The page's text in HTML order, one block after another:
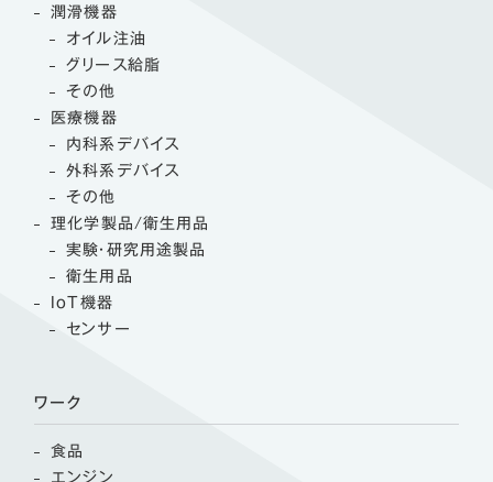
潤滑機器
オイル注油
グリース給脂
その他
医療機器
内科系デバイス
外科系デバイス
その他
理化学製品/衛生用品
実験・研究用途製品
衛生用品
IoT機器
センサー
ワーク
食品
エンジン